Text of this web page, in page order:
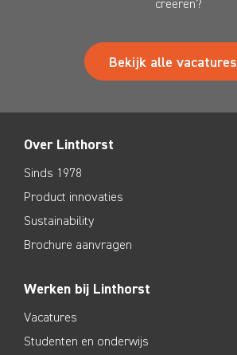
Bekijk alle vacatures
Over Linthorst
Sinds 1978
Product innovaties
Sustainability
Brochure aanvragen
Werken bij Linthorst
Vacatures
Studenten en onderwijs